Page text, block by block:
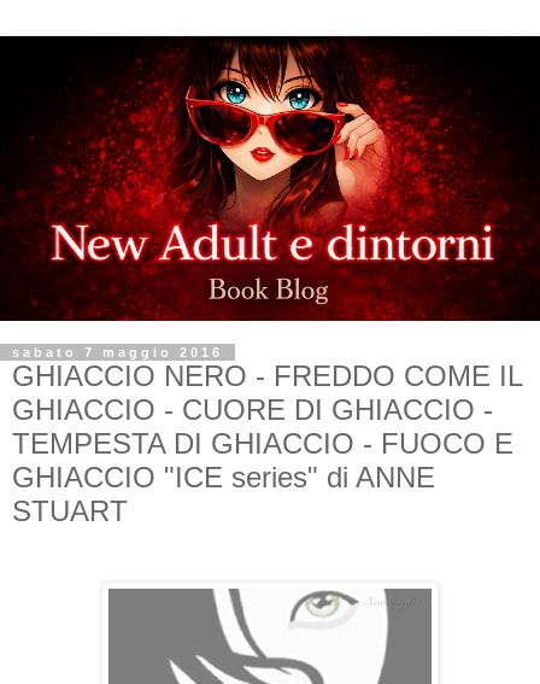
sabato 7 maggio 2016
GHIACCIO NERO - FREDDO COME IL
GHIACCIO - CUORE DI GHIACCIO -
TEMPESTA DI GHIACCIO - FUOCO E
GHIACCIO "ICE series" di ANNE
STUART